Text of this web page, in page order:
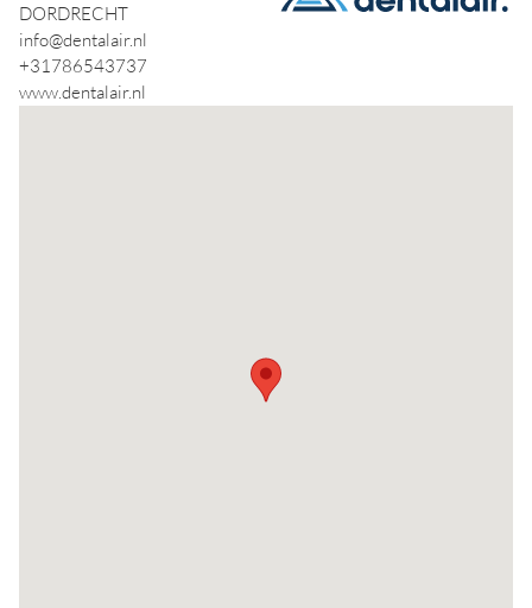
DORDRECHT
info@dentalair.nl
+31786543737
www.dentalair.nl